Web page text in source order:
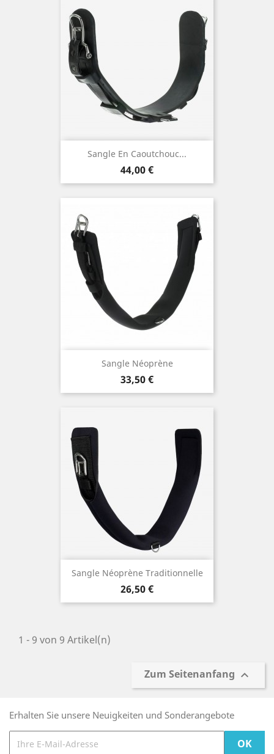
Sangle En Caoutchouc...
Preis
44,00 €
Sangle Néoprène
Preis
33,50 €
Sangle Néoprène Traditionnelle
Preis
26,50 €
1 - 9 von 9 Artikel(n)
Zum Seitenanfang 
Erhalten Sie unsere Neuigkeiten und Sonderangebote